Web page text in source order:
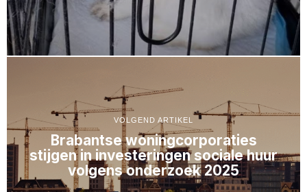
VOLGEND ARTIKEL
Brabantse woningcorporaties
stijgen in investeringen sociale huur
volgens onderzoek 2025